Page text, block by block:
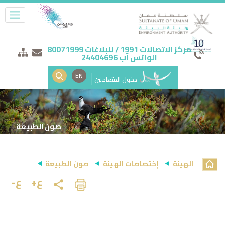
مركز الاتصالات 1991 / للبلاغات 80071999
الواتس آب 24404696
دخول المتعاملين EN
صون الطبيعة
الهيئة إختصاصات الهيئة صون الطبيعة
ع+ ع-